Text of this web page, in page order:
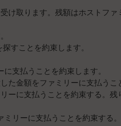
け取ります。残額はホストフ
すことを約束します。
支払うことを約束します。
た金額をファミリーに支払うこ
ーに支払うことを約束する。残
リーに支払うことを約束する